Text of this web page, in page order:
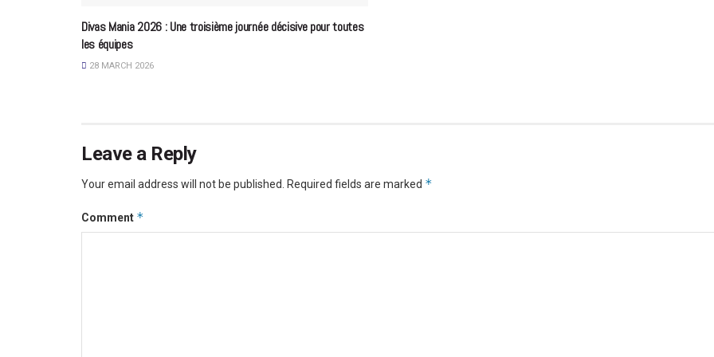
Divas Mania 2026 : Une troisième journée décisive pour toutes
les équipes
28 MARCH 2026
Leave a Reply
Your email address will not be published. Required fields are marked *
Comment *